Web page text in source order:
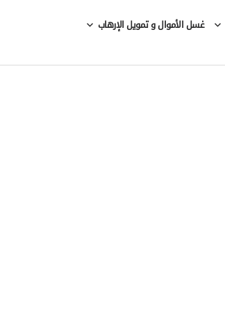
غسل الأموال و تمويل الإرهاب